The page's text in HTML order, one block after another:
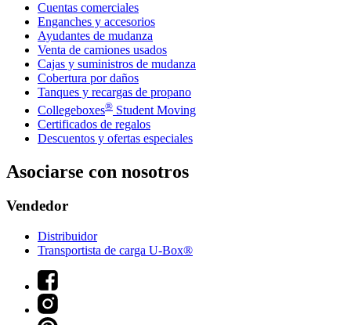
Cuentas comerciales
Enganches y accesorios
Ayudantes de mudanza
Venta de camiones usados
Cajas y suministros de mudanza
Cobertura por daños
Tanques y recargas de propano
Collegeboxes® Student Moving
Certificados de regalos
Descuentos y ofertas especiales
Asociarse con nosotros
Vendedor
Distribuidor
Transportista de carga U-Box®